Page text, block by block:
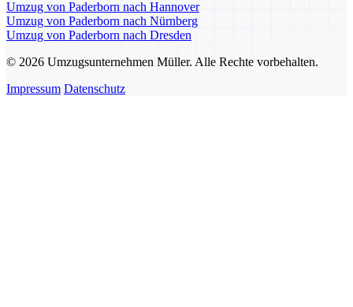
Umzug von Paderborn nach Hannover
Umzug von Paderborn nach Nürnberg
Umzug von Paderborn nach Dresden
© 2026 Umzugsunternehmen Müller. Alle Rechte vorbehalten.
Impressum Datenschutz